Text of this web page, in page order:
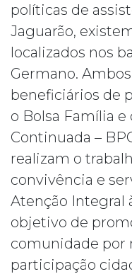
políticas de
Jaguarão,
localizados nos
Germano.
beneficiários de
o Bolsa Família
Continuada –
realizam o
convivência e
Atenção Integral
objetivo de
comunidade por
participação